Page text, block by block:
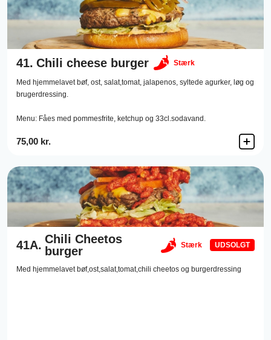
41. Chili cheese burger Stærk
Med hjemmelavet bøf, ost, salat,tomat, jalapenos, syltede agurker, løg og
brugerdressing.
Menu: Fåes med pommesfrite, ketchup og 33cl.sodavand.
75,00 kr.
41A. Chili Cheetos
burger
Stærk UDSOLGT
Med hjemmelavet bøf,ost,salat,tomat,chili cheetos og burgerdressing